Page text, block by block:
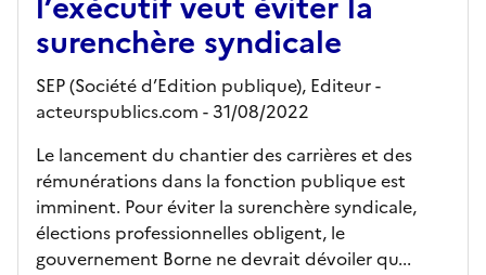
surenchère syndicale
SEP (Société d’Edition publique), Editeur-
acteurspublics.com - 31/08/2022
Le lancement du chantier des carrières et des
rémunérations dans la fonction publique est
imminent. Pour éviter la surenchère syndicale,
élections professionnelles obligent, le
gouvernement Borne ne devrait dévoiler qu...